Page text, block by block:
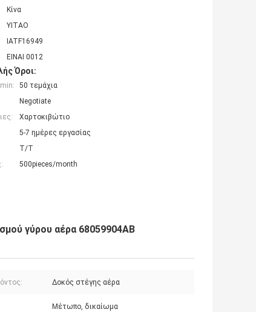
Κίνα
YITAO
IATF16949
ΕΙΝΑΙ 0012
Όροι:
50 τεμάχια
Negotiate
Χαρτοκιβώτιο
5-7 ημέρες εργασίας
T/T
500pieces/month
γύρου αέρα 68059904AB
Δοκός στέγης αέρα
Μέτωπο, δικαίωμα